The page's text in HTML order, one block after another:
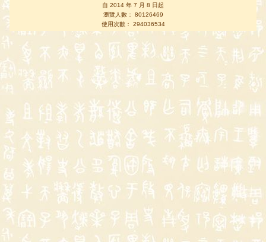
自 2014 年 7 月 8 日起
瀏覽人數： 80126469
使用次數： 294036534